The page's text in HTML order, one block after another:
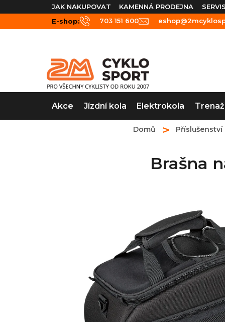
na
obsah
JAK NAKUPOVAT KAMENNÁ PRODEJNA SERVIS
E-shop:
703 151 600
Akce Jízdní kola Elektrokola
Domů Příslušenství
Brašna